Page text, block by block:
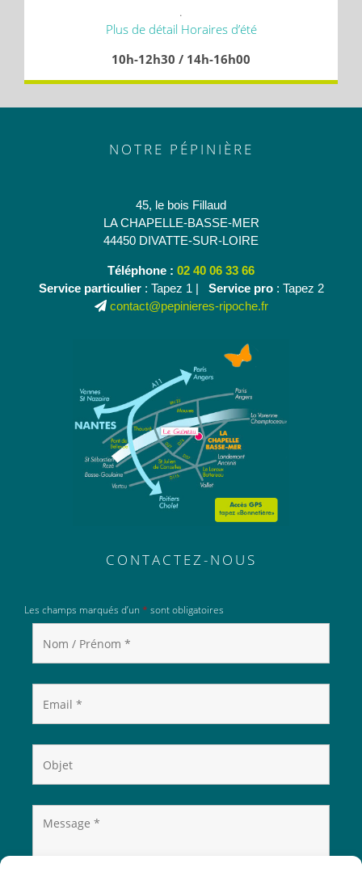
.
Plus de détail Horaires d’été
10h-12h30 / 14h-16h00
NOTRE PÉPINIÈRE
45, le bois Fillaud
LA CHAPELLE-BASSE-MER
44450 DIVATTE-SUR-LOIRE
Téléphone : 02 40 06 33 66
Service particulier: Tapez 1 | Service pro: Tapez 2
contact@pepinieres-ripoche.fr
CONTACTEZ-NOUS
Les champs marqués d’un * sont obligatoires